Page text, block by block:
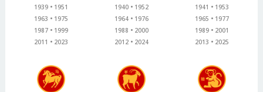
1939
1951
1963
1975
1987
1999
2011
2023
1940
1952
1964
1976
1988
2000
2012
2024
1941
1953
1965
1977
1989
2001
2013
2025